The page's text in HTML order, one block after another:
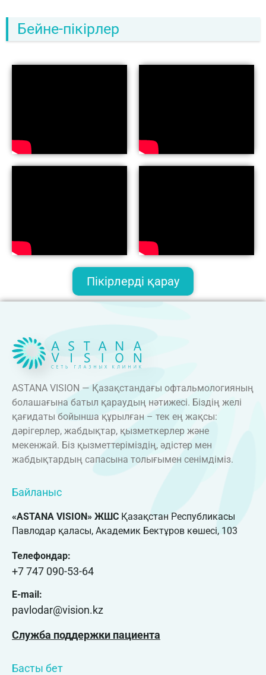
Бейне-пікірлер
Пікірлерді қарау
ASTANA VISION — Қазақстандағы офтальмологияның
болашағына батыл қараудың нәтижесі. Біздің желі
қағидаты бойынша құрылған – тек ең жақсы:
дәрігерлер, жабдықтар, қызметкерлер және
мекенжай. Біз қызметтеріміздің, әдістер мен
жабдықтардың сапасына толығымен сенімдіміз.
Байланыс
«ASTANA VISION» ЖШС Қазақстан Республикасы
Павлодар қаласы, Академик Бектұров көшесі, 103
Телефондар:
+7 747 090-53-64
E-mail:
pavlodar@vision.kz
Служба поддержки пациента
Басты бет